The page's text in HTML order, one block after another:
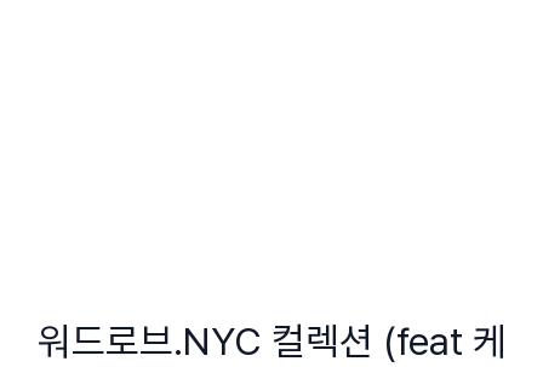
워드로브.NYC 컬렉션 (feat 케